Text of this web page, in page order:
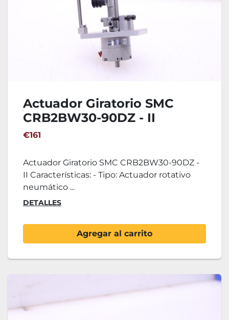
Actuador Giratorio SMC
CRB2BW30-90DZ - II
€161
Actuador Giratorio SMC CRB2BW30-90DZ -
II Características: - Tipo: Actuador rotativo
neumático ...
DETALLES
Agregar al carrito